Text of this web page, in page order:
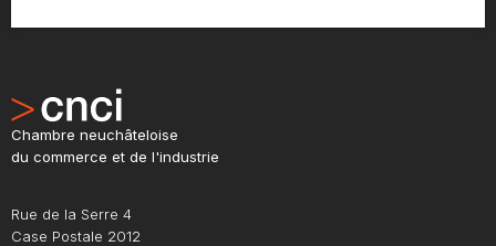
Chambre neuchâteloise
du commerce et de l'industrie
Rue de la Serre 4
Case Postale 2012